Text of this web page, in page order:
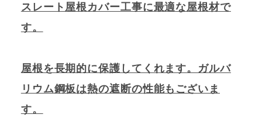
スレート屋根カバー工事に最適な屋根材で
す。
屋根を長期的に保護してくれます。ガルバ
リウム鋼板は熱の遮断の性能もございま
す。